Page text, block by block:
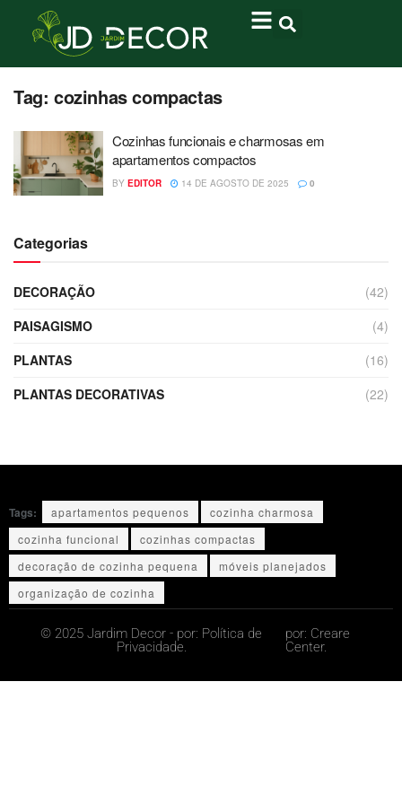
Tag: cozinhas compactas
Cozinhas funcionais e charmosas em
apartamentos compactos
BY EDITOR 14 DE AGOSTO DE 2025 0
Categorias
DECORAÇÃO
(42)
PAISAGISMO
(4)
PLANTAS
(16)
PLANTAS DECORATIVAS
(22)
Tags: apartamentos pequenos
cozinha charmosa
cozinha funcional
cozinhas compactas
decoração de cozinha pequena
móveis planejados
organização de cozinha
© 2025 Jardim Decor - por: Política de
Privacidade.
por: Creare
Center.